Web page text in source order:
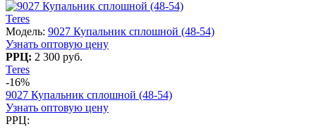
Teres
Модель: 9027 Купальник сплошной (48-54)
Узнать оптовую цену
РРЦ: 2 300 руб.
Teres
-16%
9027 Купальник сплошной (48-54)
Узнать оптовую цену
РРЦ: